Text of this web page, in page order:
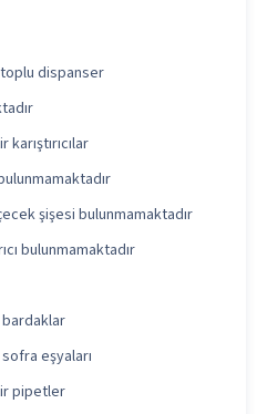
dispanser
şişesi bulunmamaktadır
bulunmamaktadır
bardaklar
eşyaları
pipetler